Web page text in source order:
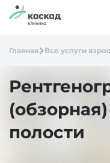
Главная Все услуги
полости